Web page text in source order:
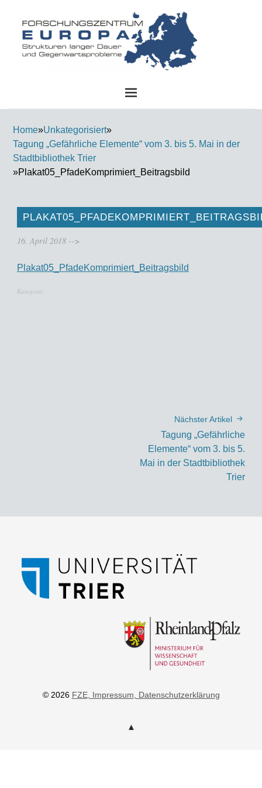
Home»Unkategorisiert»
Tagung „Gefährliche Elemente“ vom 3. bis 5. Mai in der
Stadtbibliothek Trier
»Plakat05_PfadeKomprimiert_Beitragsbild
16. April 2018 -->
Plakat05_PfadeKomprimiert_Beitragsbild
Kategorie
Nächster Artikel
Tagung „Gefährliche
Elemente“ vom 3. bis 5.
Mai in der Stadtbibliothek
Trier
© 2026 FZE, Impressum , Datenschutzerklärung